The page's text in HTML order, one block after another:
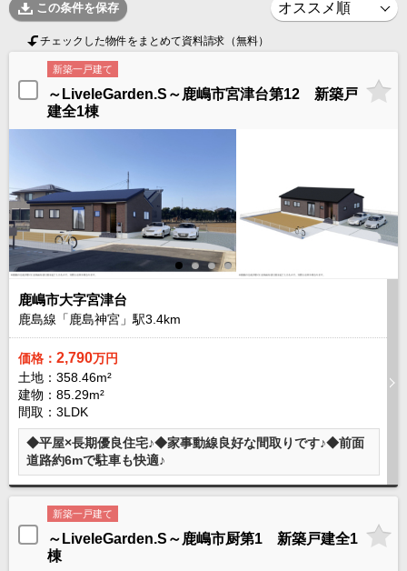
この条件を保存
チェックした物件をまとめて資料請求（無料）
新築一戸建て
～LiveleGarden.S～鹿嶋市宮津台第12 新築戸
建全1棟
鹿嶋市大字宮津台
鹿島線「鹿島神宮」駅3.4km
価格： 2,790万円
土地：358.46m²
建物：85.29m²
間取：3LDK
◆平屋×長期優良住宅♪◆家事動線良好な間取りです♪◆前面
道路約6mで駐車も快適♪
新築一戸建て
～LiveleGarden.S～鹿嶋市厨第1 新築戸建全1
棟
営業メールは固くお断りします
お知らせ
千葉本店 松戸支店 成田支店 木更津支店
東京支店
千葉本店 松戸支店 成田支店 木更津支店
東京支店
神奈川支店
沖縄支店
スタッフ紹介
千葉本店 松戸支店 成田支店
神奈川支店
沖縄支店
売却査定
お問い合わせ
プライバシーポリシー
物件検索
新築一戸建
エリアから探す